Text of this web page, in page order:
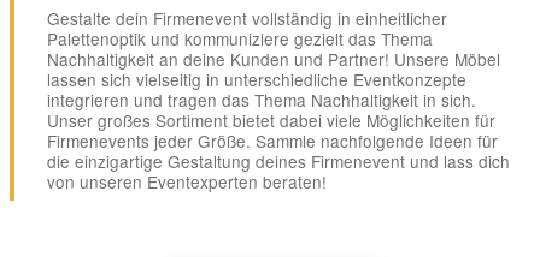
Gestalte dein Firmenevent vollständig in einheitlicher
Palettenoptik und kommuniziere gezielt das Thema
Nachhaltigkeit an deine Kunden und Partner! Unsere Möbel
lassen sich vielseitig in unterschiedliche Eventkonzepte
integrieren und tragen das Thema Nachhaltigkeit in sich.
Unser großes Sortiment bietet dabei viele Möglichkeiten für
Firmenevents jeder Größe. Sammle nachfolgende Ideen für
die einzigartige Gestaltung deines Firmenevent und lass dich
von unseren Eventexperten beraten!